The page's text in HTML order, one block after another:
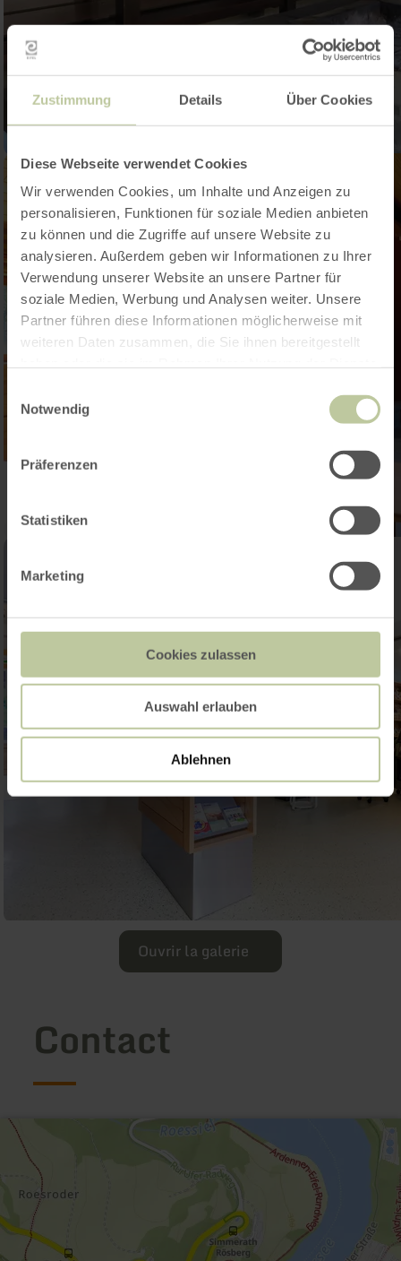
Zustimmung Details Über Cookies
Diese Webseite verwendet Cookies
Wir verwenden Cookies, um Inhalte und Anzeigen zu
personalisieren, Funktionen für soziale Medien anbieten
zu können und die Zugriffe auf unsere Website zu
analysieren. Außerdem geben wir Informationen zu Ihrer
Verwendung unserer Website an unsere Partner für
soziale Medien, Werbung und Analysen weiter. Unsere
Partner führen diese Informationen möglicherweise mit
weiteren Daten zusammen, die Sie ihnen bereitgestellt
Notwendig
Präferenzen
Statistiken
Marketing
Cookies zulassen
Auswahl erlauben
Ablehnen
Ouvrir la galerie
Contact